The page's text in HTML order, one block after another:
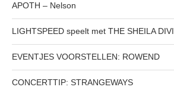
APOTH – Nelson
LIGHTSPEED speelt met THE SHEILA
EVENTJES VOORSTELLEN: ROWEND
CONCERTTIP: STRANGEWAYS